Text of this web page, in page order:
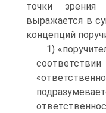
точки зрения
выражается в
концепций
1)